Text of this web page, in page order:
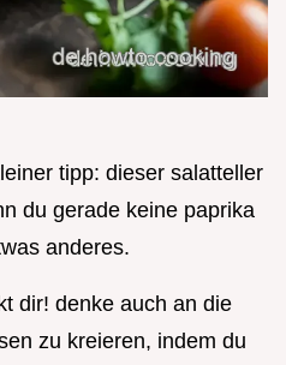
tipp: dieser salatteller
du gerade keine paprika
anderes.
dir! denke auch an die
zu kreieren, indem du